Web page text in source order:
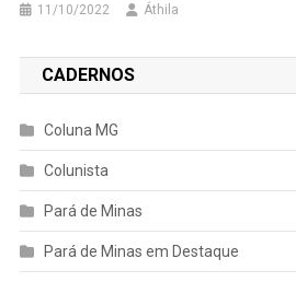
11/10/2022 Áthila
CADERNOS
Coluna MG
Colunista
Pará de Minas
Pará de Minas em Destaque